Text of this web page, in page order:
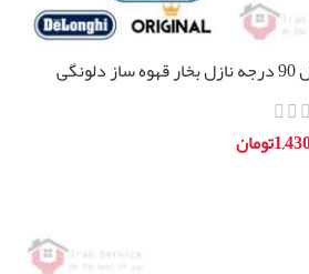
اتصال 90 درجه نازل بخار قهوه ساز دلونگی
تومان